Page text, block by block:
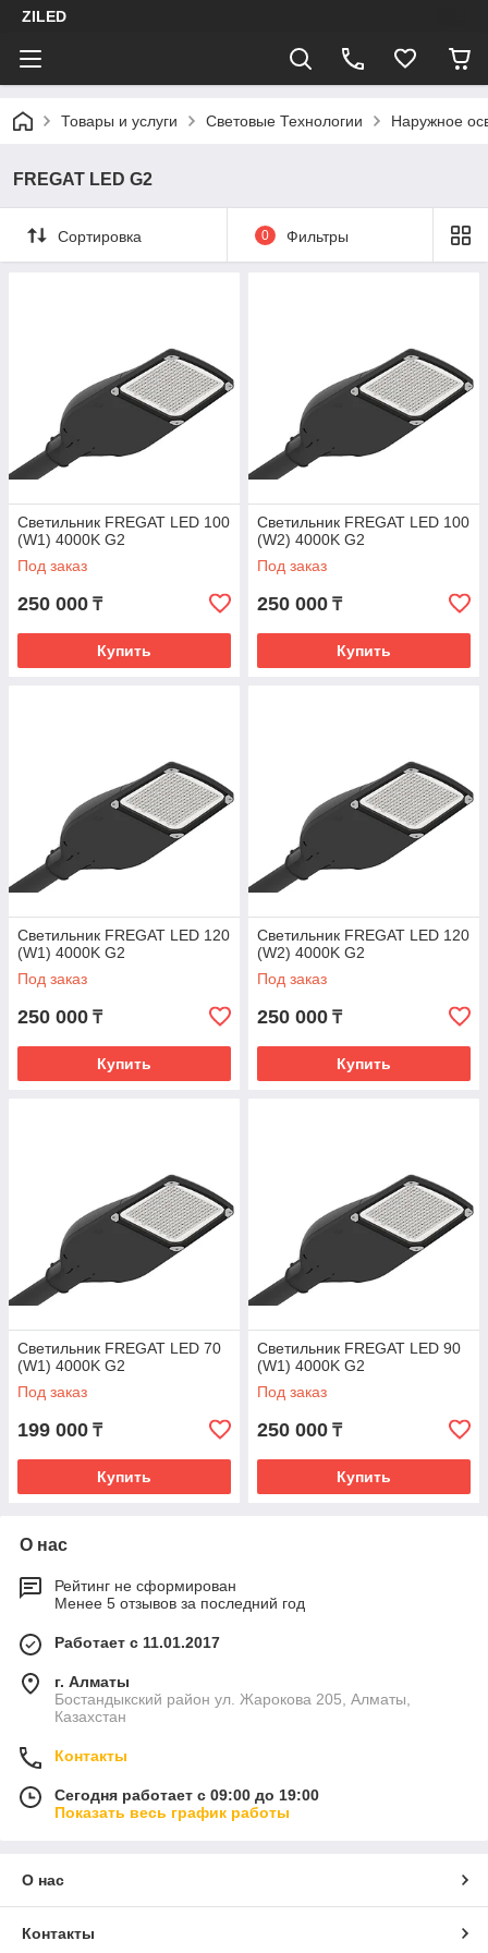
ZILED
Товары и услуги Световые Технологии Наружное
FREGAT LED G2
Сортировка 0 Фильтры
Светильник FREGAT LED 100
(W1) 4000K G2
Под заказ
250 000 ₸
Купить
Светильник FREGAT LED 100
(W2) 4000K G2
Под заказ
250 000 ₸
Купить
Светильник FREGAT LED 120
(W1) 4000K G2
Под заказ
250 000 ₸
Купить
Светильник FREGAT LED 120
(W2) 4000K G2
Под заказ
250 000 ₸
Купить
Светильник FREGAT LED 70
(W1) 4000K G2
Под заказ
199 000 ₸
Купить
Светильник FREGAT LED 90
(W1) 4000K G2
Под заказ
250 000 ₸
Купить
О нас
Рейтинг не сформирован
Менее 5 отзывов за последний год
Работает с 11.01.2017
г. Алматы
Бостандыкский район ул. Жарокова 205, Алматы,
Казахстан
Контакты
Сегодня работает с 09:00 до 19:00
Показать весь график работы
О нас
Контакты